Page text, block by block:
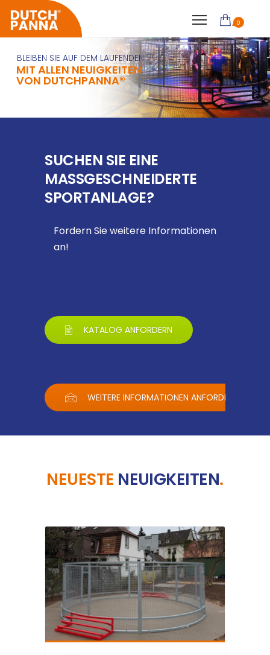
0
BLEIBEN SIE AUF DEM LAUFENDEN
MIT ALLEN NEUIGKEITEN
VON DUTCHPANNA®
SUCHEN SIE EINE
MASSGESCHNEIDERTE
SPORTANLAGE?
Fordern Sie weitere Informationen
an!
KATALOG ANFORDERN
WEITERE INFORMATIONEN ANFORDERN
NEUESTE NEUIGKEITEN.